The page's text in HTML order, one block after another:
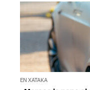
EN XATAKA